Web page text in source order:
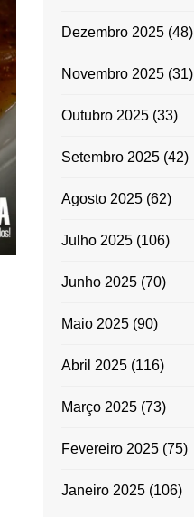
Dezembro 2025 (48)
Novembro 2025 (31)
Outubro 2025 (33)
Setembro 2025 (42)
Agosto 2025 (62)
Julho 2025 (106)
Junho 2025 (70)
Maio 2025 (90)
Abril 2025 (116)
Março 2025 (73)
Fevereiro 2025 (75)
Janeiro 2025 (106)